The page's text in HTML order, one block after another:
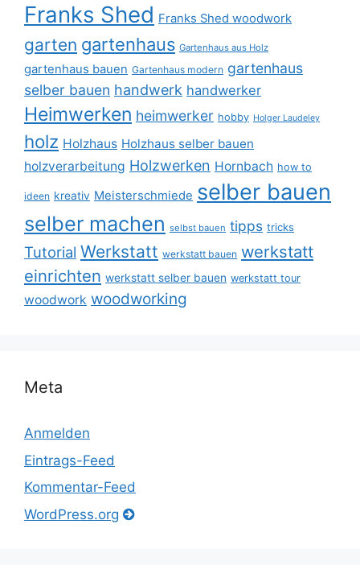
Franks Shed Franks Shed woodwork
garten gartenhaus Gartenhaus aus Holz
gartenhaus bauen Gartenhaus modern gartenhaus
selber bauen handwerk handwerker
Heimwerken heimwerker hobby Holger Laudeley
holz Holzhaus Holzhaus selber bauen
holzverarbeitung Holzwerken Hornbach how to
ideen kreativ Meisterschmiede selber bauen
selber machen selbst bauen tipps tricks
Tutorial Werkstatt werkstatt bauen werkstatt
einrichten werkstatt selber bauen werkstatt tour
woodwork woodworking
Meta
Anmelden
Eintrags-Feed
Kommentar-Feed
WordPress.org